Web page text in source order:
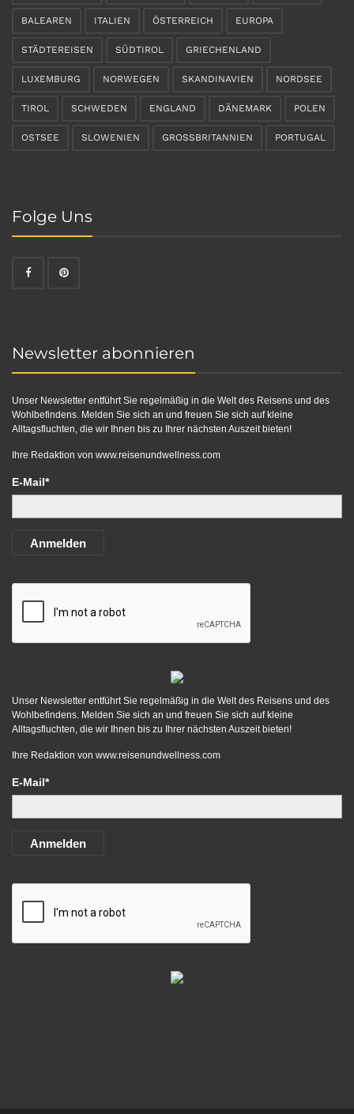
BALEAREN ITALIEN ÖSTERREICH EUROPA
STÄDTEREISEN SÜDTIROL GRIECHENLAND
LUXEMBURG NORWEGEN SKANDINAVIEN NORDSEE
TIROL SCHWEDEN ENGLAND DÄNEMARK POLEN
OSTSEE SLOWENIEN GROSSBRITANNIEN PORTUGAL
Folge Uns
Newsletter abonnieren
Unser Newsletter entführt Sie regelmäßig in die Welt des Reisens und des
Wohlbefindens. Melden Sie sich an und freuen Sie sich auf kleine
Alltagsfluchten, die wir Ihnen bis zu Ihrer nächsten Auszeit bieten!
Ihre Redaktion von www.reisenundwellness.com
E-Mail*
Anmelden
Unser Newsletter entführt Sie regelmäßig in die Welt des Reisens und des
Wohlbefindens. Melden Sie sich an und freuen Sie sich auf kleine
Alltagsfluchten, die wir Ihnen bis zu Ihrer nächsten Auszeit bieten!
Ihre Redaktion von www.reisenundwellness.com
E-Mail*
Anmelden